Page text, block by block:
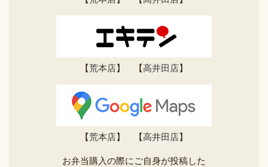
【荒本店】 【高井田店】
【荒本店】 【高井田店】
お弁当購入の際にご自身が投稿した